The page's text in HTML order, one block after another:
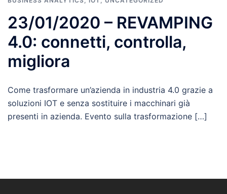
23/01/2020 – REVAMPING
4.0: connetti, controlla,
migliora
Come trasformare un’azienda in industria 4.0 grazie a
soluzioni IOT e senza sostituire i macchinari già
presenti in azienda. Evento sulla trasformazione […]